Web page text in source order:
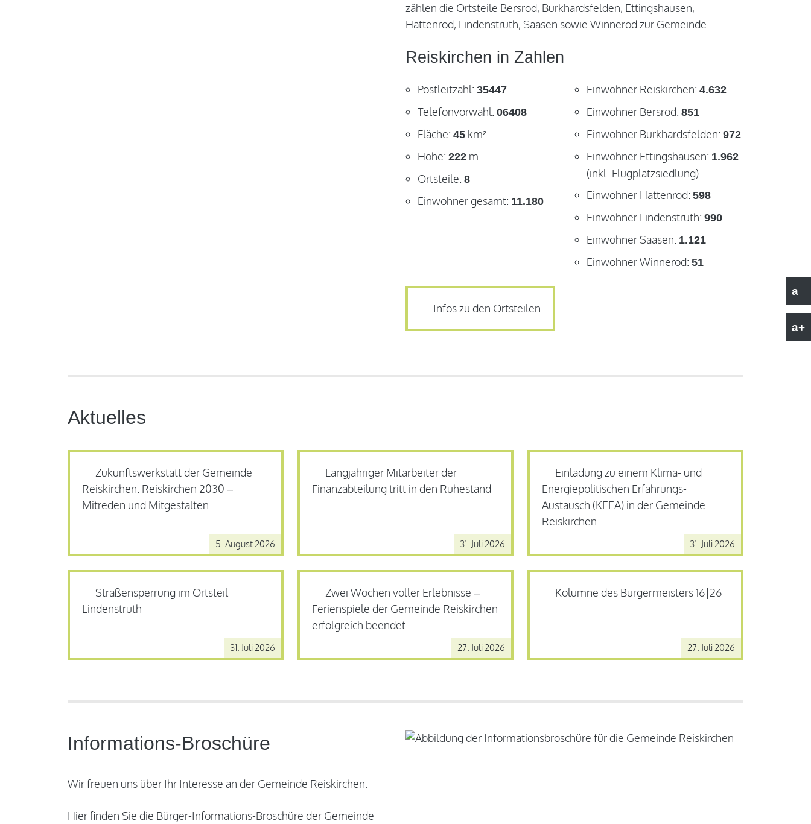
a
a+
zählen die Ortsteile Bersrod, Burkhardsfelden, Ettingshausen,
Hattenrod, Lindenstruth, Saasen sowie Winnerod zur Gemeinde.
Reiskirchen in Zahlen
Postleitzahl: 35447
Telefonvorwahl: 06408
Fläche: 45 km²
Höhe: 222 m
Ortsteile: 8
Einwohner gesamt: 11.180
Einwohner Reiskirchen: 4.632
Einwohner Bersrod: 851
Einwohner Burkhardsfelden: 972
Einwohner Ettingshausen: 1.962
(inkl. Flugplatzsiedlung)
Einwohner Hattenrod: 598
Einwohner Lindenstruth: 990
Einwohner Saasen: 1.121
Einwohner Winnerod: 51
Infos zu den Ortsteilen
Aktuelles
Zukunftswerkstatt der Gemeinde
Reiskirchen: Reiskirchen 2030 –
Mitreden und Mitgestalten
5. August 2026
Langjähriger Mitarbeiter der
Finanzabteilung tritt in den Ruhestand
31. Juli 2026
Einladung zu einem Klima- und
Energiepolitischen Erfahrungs-
Austausch (KEEA) in der Gemeinde
Reiskirchen
31. Juli 2026
Straßensperrung im Ortsteil
Lindenstruth
31. Juli 2026
Zwei Wochen voller Erlebnisse –
Ferienspiele der Gemeinde Reiskirchen
erfolgreich beendet
27. Juli 2026
Kolumne des Bürgermeisters 16|26
27. Juli 2026
Informations-Broschüre
Wir freuen uns über Ihr Interesse an der Gemeinde Reiskirchen.
Hier finden Sie die Bürger-Informations-Broschüre der Gemeinde